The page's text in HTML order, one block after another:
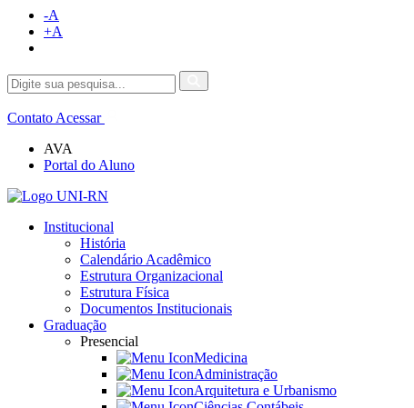
-A
+A
Contato Acessar
AVA
Portal do Aluno
Institucional
História
Calendário Acadêmico
Estrutura Organizacional
Estrutura Física
Documentos Institucionais
Graduação
Presencial
Medicina
Administração
Arquitetura e Urbanismo